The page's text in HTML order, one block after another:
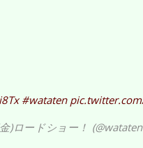
#wataten
)ロードショー！